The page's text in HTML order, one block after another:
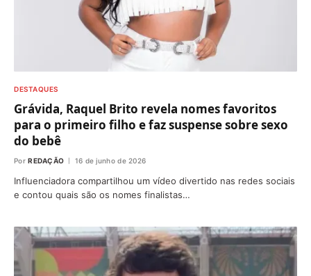
DESTAQUES
Grávida, Raquel Brito revela nomes favoritos
para o primeiro filho e faz suspense sobre sexo
do bebê
Por REDAÇÃO 16 de junho de 2026
Influenciadora compartilhou um vídeo divertido nas redes sociais
e contou quais são os nomes finalistas…